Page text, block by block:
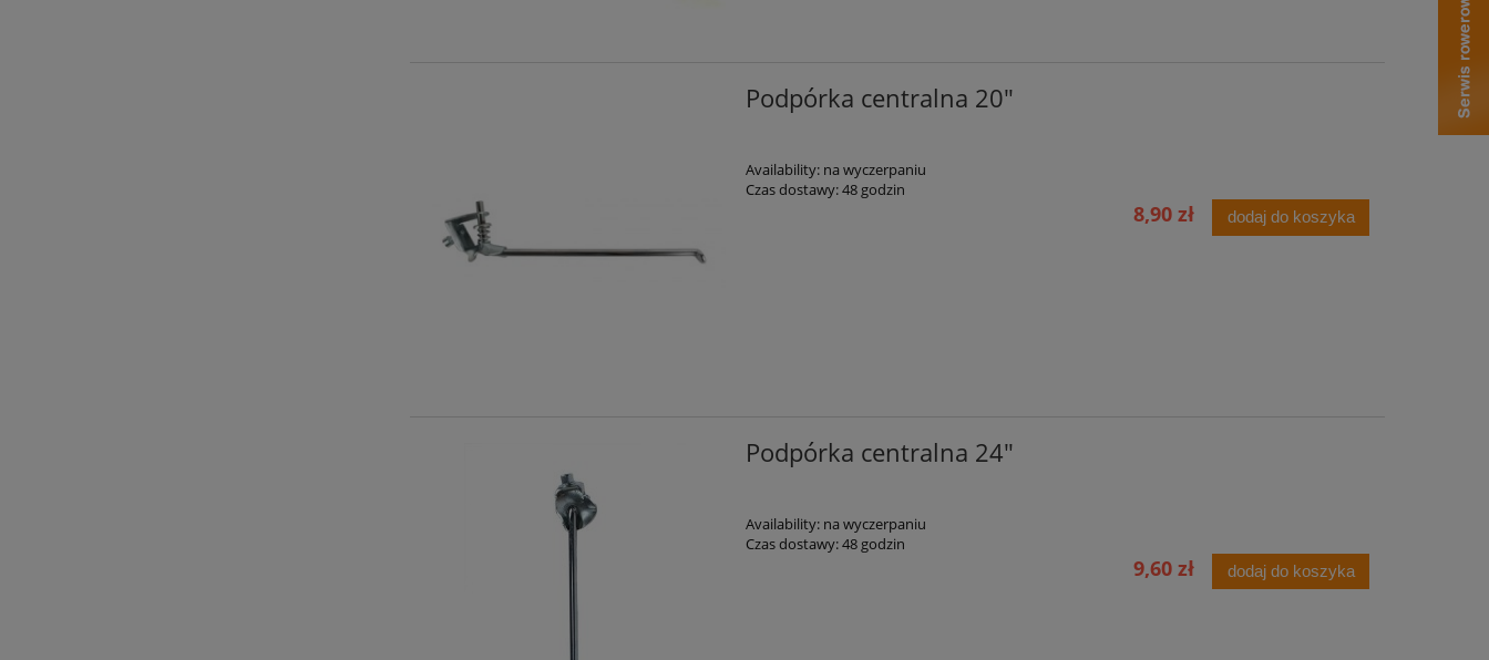
Podpórka centralna 20"
Availability: na wyczerpaniu
Czas dostawy:48 godzin
8,90 zł dodaj do koszyka
Podpórka centralna 24"
Availability: na wyczerpaniu
Czas dostawy:48 godzin
9,60 zł dodaj do koszyka